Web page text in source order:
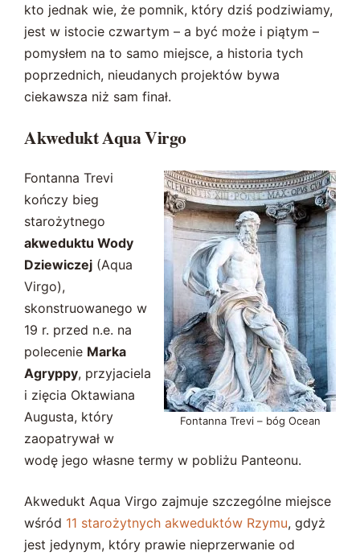
kto jednak wie, że pomnik, który dziś podziwiamy,
jest w istocie czwartym – a być może i piątym –
pomysłem na to samo miejsce, a historia tych
poprzednich, nieudanych projektów bywa
ciekawsza niż sam finał.
Akwedukt Aqua Virgo
Fontanna Trevi – bóg Ocean
Fontanna Trevi
kończy bieg
starożytnego
akweduktu Wody
Dziewiczej (Aqua
Virgo),
skonstruowanego w
19 r. przed n.e. na
polecenie Marka
Agryppy, przyjaciela
i zięcia Oktawiana
Augusta, który
zaopatrywał w
wodę jego własne termy w pobliżu Panteonu.
Akwedukt Aqua Virgo zajmuje szczególne miejsce
wśród 11 starożytnych akweduktów Rzymu, gdyż
jest jedynym, który prawie nieprzerwanie od